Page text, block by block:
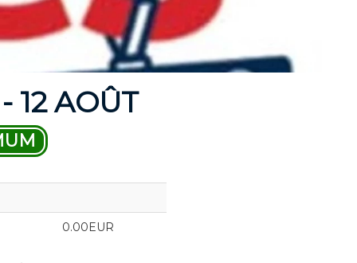
12 AOÛT
0.00EUR